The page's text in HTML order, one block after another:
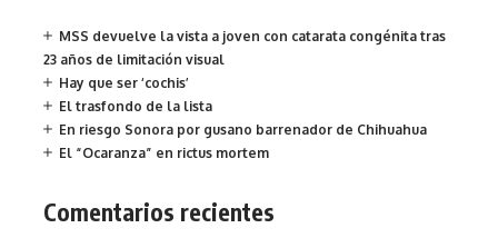
MSS devuelve la vista a joven con catarata congénita tras
23 años de limitación visual
Hay que ser ‘cochis’
El trasfondo de la lista
En riesgo Sonora por gusano barrenador de Chihuahua
El “Ocaranza” en rictus mortem
Comentarios recientes